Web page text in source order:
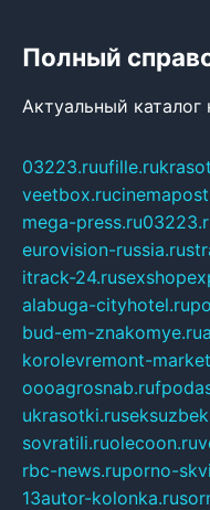
Полный
Актуальный
03223.ruufille.ru
veetbox.ru
mega-press.ru
eurovision-russia.ru
itrack-24.ru
alabuga-cityhotel.ru
bud-em-znakomye.ru
korolevremont-
oooagrosnab.ru
ukrasotki.ru
sovratili.ruolecoon.ru
rbc-news.ruporno-
13autor-kolonka.ru